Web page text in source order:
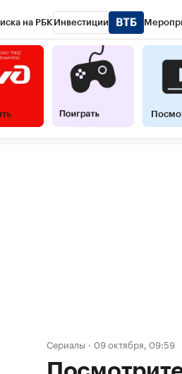
на РБК Инвестиции
Тренды ВизионерыНациональные
СПб Спецпроекты Проверка
Сериалы 09 октября, 09:59